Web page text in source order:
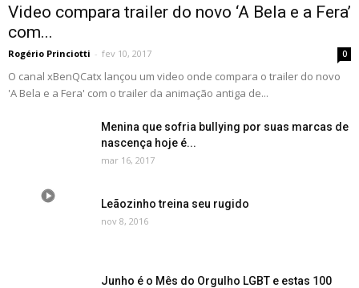
Video compara trailer do novo ‘A Bela e a Fera’
com...
Rogério Princiotti - fev 10, 2017 0
O canal xBenQCatx lançou um video onde compara o trailer do novo
'A Bela e a Fera' com o trailer da animação antiga de...
Menina que sofria bullying por suas marcas de
nascença hoje é...
mar 16, 2017
Leãozinho treina seu rugido
nov 8, 2016
Junho é o Mês do Orgulho LGBT e estas 100